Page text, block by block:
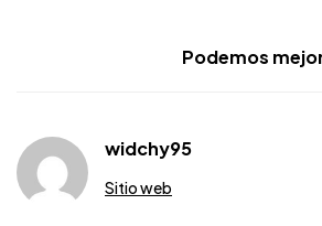
Podemos
widchy95
Sitio web